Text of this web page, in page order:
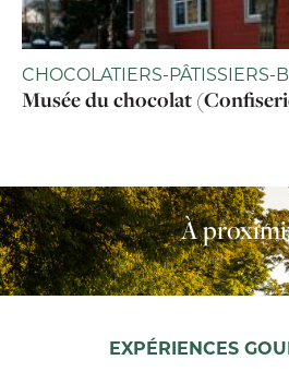
CHOCOLATIERS-PÂTISSIERS-
Musée du chocolat
À
EXPÉRIENCES